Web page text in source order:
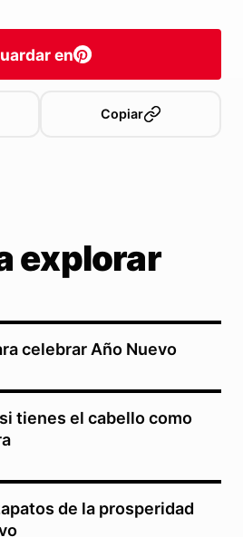
en
Copiar
explorar
celebrar Año Nuevo
tienes el cabello como
de la prosperidad